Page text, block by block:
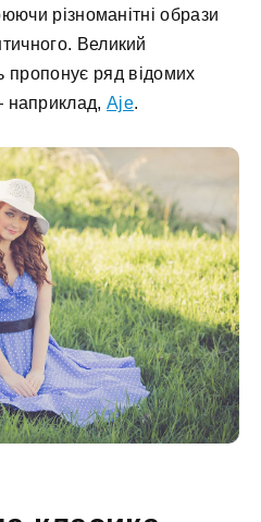
різноманітні образи
Великий
пропонує ряд відомих
наприклад, Aje.